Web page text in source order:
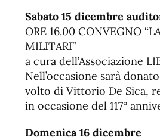
Sabato 15 dicembre
ORE 16.00 CONVEGNO
MILITARI”
a cura dell’Associazione
Nell’occasione sarà
volto di Vittorio De Sica,
in occasione del 117°
Domenica 16 dicembre